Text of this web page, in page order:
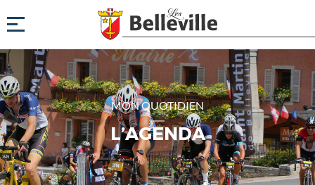
MON QUOTIDIEN
L’AGENDA